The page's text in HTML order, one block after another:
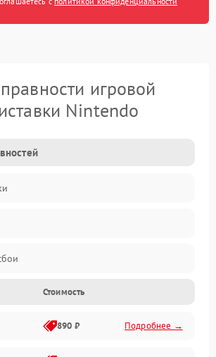
игровой
Nintendo
Стоимость
890 ₽ Подробнее →